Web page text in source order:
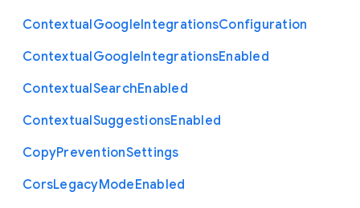
ContextualGoogleIntegrationsConfiguration
ContextualGoogleIntegrationsEnabled
ContextualSearchEnabled
ContextualSuggestionsEnabled
CopyPreventionSettings
CorsLegacyModeEnabled